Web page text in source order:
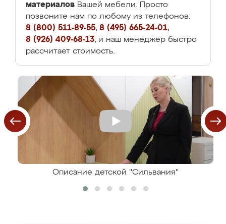
материалов Вашей мебели. Просто
позвоните нам по любому из телефонов:
8 (800) 511-89-55, 8 (495) 665-24-01,
8 (926) 409-68-13, и наш менеджер быстро
рассчитает стоимость.
Описание детской "Сильвания"